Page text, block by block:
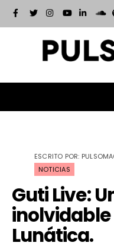
ESCRITO POR:
NOTICIAS
Guti Live:
Lunática.